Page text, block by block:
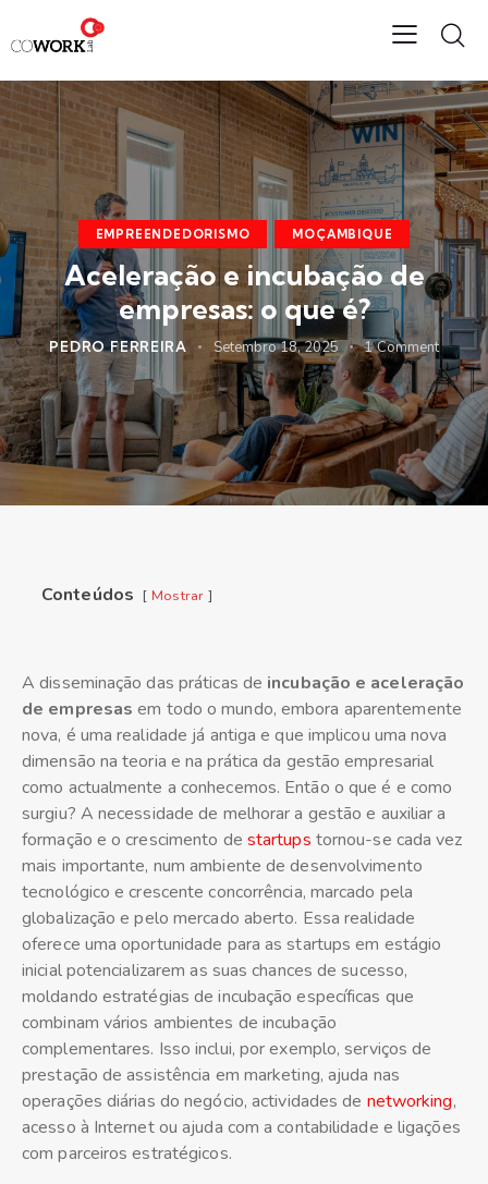
EMPREENDEDORISMO MOÇAMBIQUE
Aceleração e incubação de
empresas: o que é?
PEDRO FERREIRA Setembro 18, 2025 1 Comment
Conteúdos Mostrar
A disseminação das práticas de incubação e aceleração
de empresas em todo o mundo, embora aparentemente
nova, é uma realidade já antiga e que implicou uma nova
dimensão na teoria e na prática da gestão empresarial
como actualmente a conhecemos. Então o que é e como
surgiu? A necessidade de melhorar a gestão e auxiliar a
formação e o crescimento de startups tornou-se cada vez
mais importante, num ambiente de desenvolvimento
tecnológico e crescente concorrência, marcado pela
globalização e pelo mercado aberto. Essa realidade
oferece uma oportunidade para as startups em estágio
inicial potencializarem as suas chances de sucesso,
moldando estratégias de incubação específicas que
combinam vários ambientes de incubação
complementares. Isso inclui, por exemplo, serviços de
prestação de assistência em marketing, ajuda nas
operações diárias do negócio, actividades de networking,
acesso à Internet ou ajuda com a contabilidade e ligações
com parceiros estratégicos.